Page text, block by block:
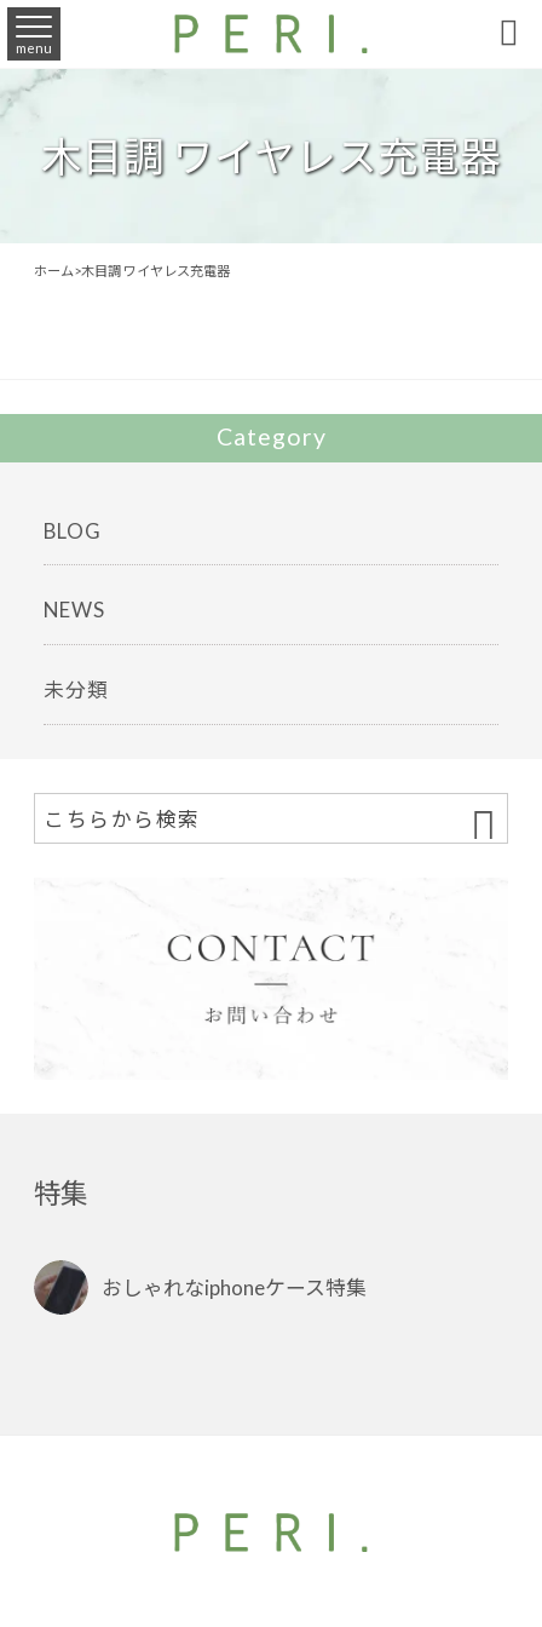
menu 
木目調 ワイヤレス充電器
ホーム>木目調 ワイヤレス充電器
Category
BLOG
NEWS
未分類
特集
おしゃれなiphoneケース特集